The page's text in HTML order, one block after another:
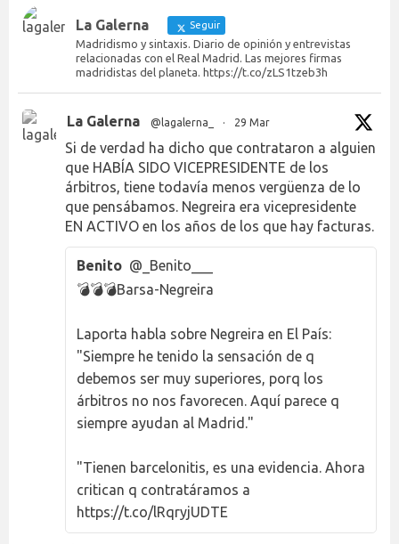
La Galerna Seguir
Madridismo y sintaxis. Diario de opinión y entrevistas
relacionadas con el Real Madrid. Las mejores firmas
madridistas del planeta. https://t.co/zLS1tzeb3h
La Galerna @lagalerna_ · 29 Mar
Si de verdad ha dicho que contrataron a alguien
que HABÍA SIDO VICEPRESIDENTE de los
árbitros, tiene todavía menos vergüenza de lo
que pensábamos. Negreira era vicepresidente
EN ACTIVO en los años de los que hay facturas.
Benito @_Benito___
💣💣💣Barsa-Negreira
Laporta habla sobre Negreira en El País:
"Siempre he tenido la sensación de q
debemos ser muy superiores, porq los
árbitros no nos favorecen. Aquí parece q
siempre ayudan al Madrid."
"Tienen barcelonitis, es una evidencia. Ahora
critican q contratáramos a
https://t.co/lRqryjUDTE